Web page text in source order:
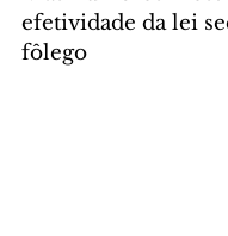
efetividade da lei
fôlego